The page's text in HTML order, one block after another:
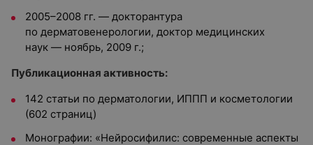
2005–2008 гг. — докторантура
по дерматовенерологии, доктор медицинских
наук — ноябрь, 2009 г.;
Публикационная активность:
142 статьи по дерматологии, ИППП и косметологии
(602 страниц)
Монографии: «Нейросифилис: современные аспекты